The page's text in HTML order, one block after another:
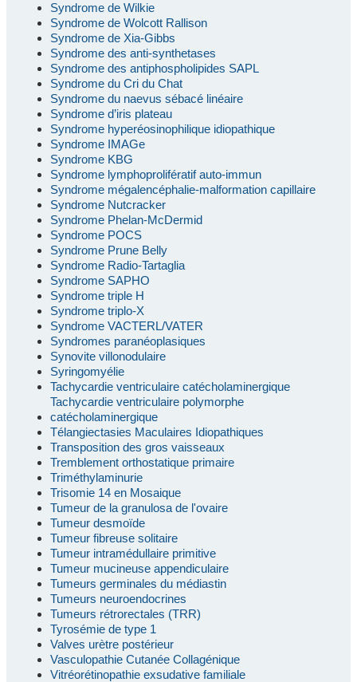
Syndrome de Wilkie
Syndrome de Wolcott Rallison
Syndrome de Xia-Gibbs
Syndrome des anti-synthetases
Syndrome des antiphospholipides SAPL
Syndrome du Cri du Chat
Syndrome du naevus sébacé linéaire
Syndrome d’iris plateau
Syndrome hyperéosinophilique idiopathique
Syndrome IMAGe
Syndrome KBG
Syndrome lymphoprolifératif auto-immun
Syndrome mégalencéphalie-malformation capillaire
Syndrome Nutcracker
Syndrome Phelan-McDermid
Syndrome POCS
Syndrome Prune Belly
Syndrome Radio-Tartaglia
Syndrome SAPHO
Syndrome triple H
Syndrome triplo-X
Syndrome VACTERL/VATER
Syndromes paranéoplasiques
Synovite villonodulaire
Syringomyélie
Tachycardie ventriculaire catécholaminergique
Tachycardie ventriculaire polymorphe
catécholaminergique
Télangiectasies Maculaires Idiopathiques
Transposition des gros vaisseaux
Tremblement orthostatique primaire
Triméthylaminurie
Trisomie 14 en Mosaique
Tumeur de la granulosa de l'ovaire
Tumeur desmoïde
Tumeur fibreuse solitaire
Tumeur intramédullaire primitive
Tumeur mucineuse appendiculaire
Tumeurs germinales du médiastin
Tumeurs neuroendocrines
Tumeurs rétrorectales (TRR)
Tyrosémie de type 1
Valves urètre postérieur
Vasculopathie Cutanée Collagénique
Vitréorétinopathie exsudative familiale